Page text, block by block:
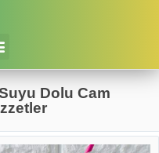
Dolu Cam